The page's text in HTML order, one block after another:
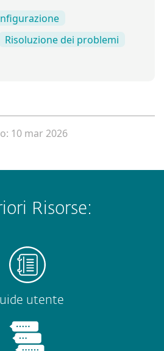
Risoluzione dei problemi
10 mar 2026
Risorse:
utente